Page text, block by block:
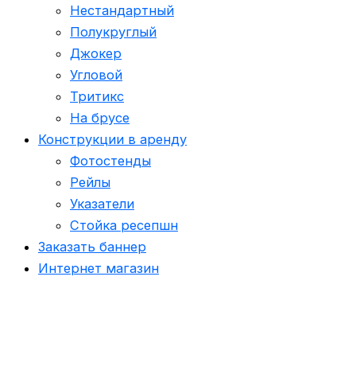
Нестандартный
Полукруглый
Джокер
Угловой
Тритикс
На брусе
Конструкции в аренду
Фотостенды
Рейлы
Указатели
Стойка ресепшн
Заказать баннер
Интернет магазин